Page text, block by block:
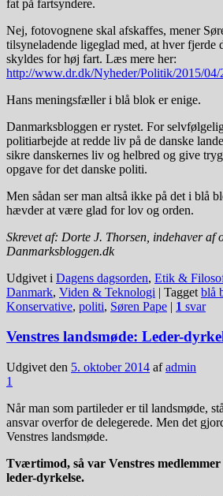
fat på fartsyndere.
Nej, fotovognene skal afskaffes, mener
tilsyneladende ligeglad med, at hver fjerde
skyldes for høj fart. Læs mere her:
http://www.dr.dk/Nyheder/Politik/2015/04/
Hans meningsfæller i blå blok er enige.
Danmarksbloggen er rystet. For
politiarbejde at redde liv på de danske
sikre danskernes liv og helbred og give
opgave for det danske politi.
Men sådan ser man altså ikke på det i blå
hævder at være glad for lov og orden.
Skrevet af: Dorte J. Thorsen, indehaver af
Danmarksbloggen.dk
Udgivet i Dagens dagsorden, Etik &
Danmark, Viden & Teknologi | Tagget blå
Konservative, politi, Søren Pape | 1 svar
Venstres landsmøde: Leder-
Udgivet den 5. oktober 2014 afadmin
1
Når man som partileder er til landsmøde,
ansvar overfor de delegerede. Men det
Venstres landsmøde.
Tværtimod, så var Venstres
leder-dyrkelse.